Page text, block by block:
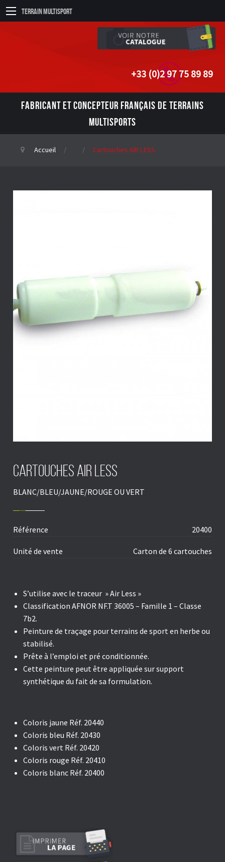
Terrain Multisport
+33 (0)2 97 75 89 89
FABRICANT ET CONCEPTEUR FRANÇAIS DE TERRAINS
MULTISPORTS
Accueil Cartouches AIR LESS
Cartouches AIR LESS
BLANC/BLEU/JAUNE/ROUGE OU VERT
Référence 20400
Unité de vente Carton de 6 cartouches
S’utilise avec le traceur » Air Less »
Classification AFNOR NF.T 36005 – Famille 1 – Classe
7b2.
Peinture de traçage pour terrains de sport en herbe ou
stabilisé.
Prête à l’emploi et pré conditionnée.
Cette peinture peut être appliquée sur support
synthétique du fait de sa formulation.
Coloris jaune Réf. 20440
Coloris bleu Réf. 20430
Coloris vert Réf. 20420
Coloris rouge Réf. 20410
Coloris blanc Réf. 20400